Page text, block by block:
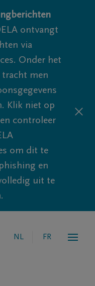
ontvangt
via
Onder het
tracht men
Klik niet op
controleer
om dit te
en
uit te
NL FR